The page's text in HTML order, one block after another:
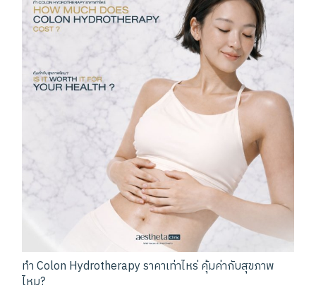
ทำ Colon Hydrotherapy ราคาเท่าไหร่ คุ้มค่ากับสุขภาพ
ไหม?